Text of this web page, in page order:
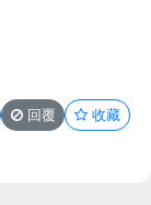
回覆 收藏